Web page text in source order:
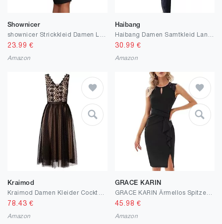
Shownicer
23.99 €
Amazon
Haibang
30.99 €
Amazon
Kraimod
78.43 €
Amazon
GRACE KARIN
45.98 €
Amazon